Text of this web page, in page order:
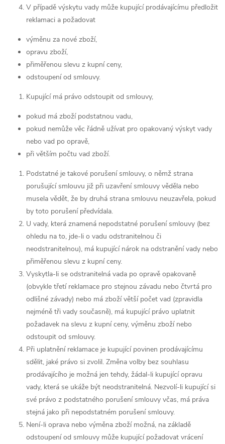
V případě výskytu vady může kupující prodávajícímu předložit
reklamaci a požadovat
výměnu za nové zboží,
opravu zboží,
přiměřenou slevu z kupní ceny,
odstoupení od smlouvy.
Kupující má právo odstoupit od smlouvy,
pokud má zboží podstatnou vadu,
pokud nemůže věc řádně užívat pro opakovaný výskyt vady
nebo vad po opravě,
při větším počtu vad zboží.
Podstatné je takové porušení smlouvy, o němž strana
porušující smlouvu již při uzavření smlouvy věděla nebo
musela vědět, že by druhá strana smlouvu neuzavřela, pokud
by toto porušení předvídala.
U vady, která znamená nepodstatné porušení smlouvy (bez
ohledu na to, jde-li o vadu odstranitelnou či
neodstranitelnou), má kupující nárok na odstranění vady nebo
přiměřenou slevu z kupní ceny.
Vyskytla-li se odstranitelná vada po opravě opakovaně
(obvykle třetí reklamace pro stejnou závadu nebo čtvrtá pro
odlišné závady) nebo má zboží větší počet vad (zpravidla
nejméně tři vady současně), má kupující právo uplatnit
požadavek na slevu z kupní ceny, výměnu zboží nebo
odstoupit od smlouvy.
Při uplatnění reklamace je kupující povinen prodávajícímu
sdělit, jaké právo si zvolil. Změna volby bez souhlasu
prodávajícího je možná jen tehdy, žádal-li kupující opravu
vady, která se ukáže být neodstranitelná. Nezvolí-li kupující si
své právo z podstatného porušení smlouvy včas, má práva
stejná jako při nepodstatném porušení smlouvy.
Není-li oprava nebo výměna zboží možná, na základě
odstoupení od smlouvy může kupující požadovat vrácení